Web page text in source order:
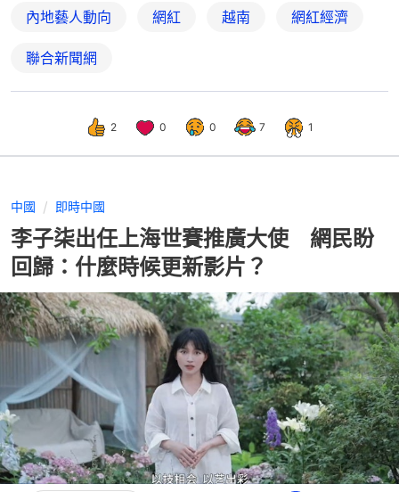
內地藝人動向 網紅 越南 網紅經濟
聯合新聞網
2 0 0 7 1
中國 即時中國
李子柒出任上海世賽推廣大使 網民盼
回歸：什麼時候更新影片？